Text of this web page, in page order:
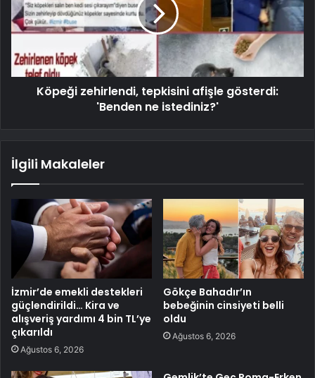
Köpeği zehirlendi, tepkisini afişle gösterdi:
'Benden ne istediniz?'
İlgili Makaleler
İzmir’de emekli destekleri
güçlendirildi… Kira ve
alışveriş yardımı 4 bin TL’ye
çıkarıldı
Ağustos 6, 2026
Gökçe Bahadır’ın
bebeğinin cinsiyeti belli
oldu
Ağustos 6, 2026